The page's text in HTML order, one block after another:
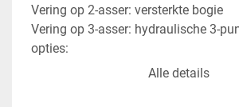
Vering op 2-asser: versterkte bogie
Vering op 3-asser: hydraulische 3-
opties:
Mechanische vergrendeling op
Alle details